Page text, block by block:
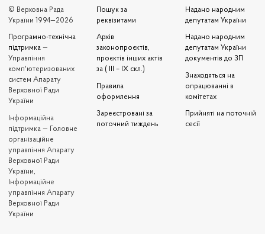
© Верховна Рада
України 1994—2026
Програмно-технічна
підтримка —
Управління
комп'ютеризованих
систем Апарату
Верховної Ради
України
Iнформаційна
підтримка — Головне
організаційне
управління Апарату
Верховної Ради
України,
Інформаційне
управління Апарату
Верховної Ради
України
Пошук за
реквізитами
Архів
законопроєктів,
проєктів інших актів
за ( III – IX скл.)
Правила
оформлення
Зареєстровані за
поточний тиждень
Надано народним
депутатам України
Надано народним
депутатам України
документів до ЗП
Знаходяться на
опрацюванні в
комітетах
Прийняті на поточній
сесії